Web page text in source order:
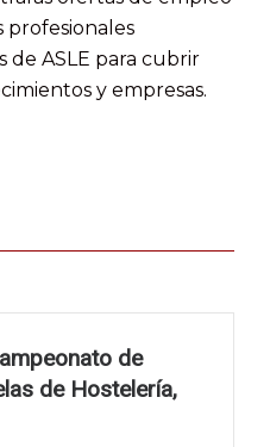
profesionales
de ASLE para cubrir
y empresas.
de
de Hostelería,